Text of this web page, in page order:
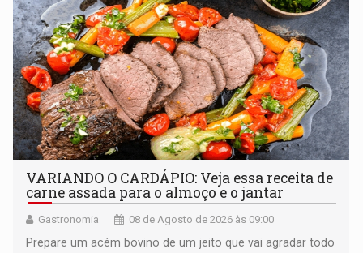
VARIANDO O CARDÁPIO: Veja essa receita de
carne assada para o almoço e o jantar
Gastronomia 08 de Agosto de 2026 às 09:00
Prepare um acém bovino de um jeito que vai agradar todo